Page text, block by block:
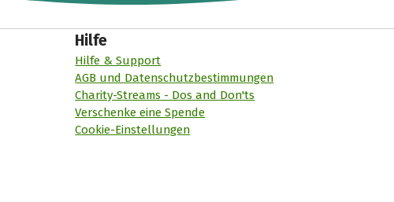
Hilfe
Hilfe & Support
AGB und Datenschutzbestimmungen
Charity-Streams - Dos and Don'ts
Verschenke eine Spende
Cookie-Einstellungen